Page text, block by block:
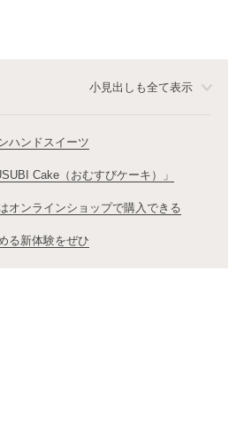
小見出しも全て表示
ハンドスイーツ
Cake（おむすびケーキ）」
オンラインショップで購入できる
る新体験をぜひ